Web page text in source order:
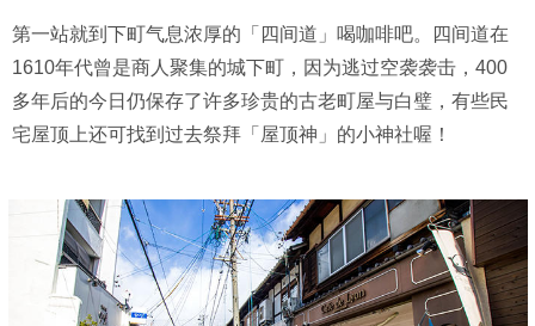
第一站就到下町气息浓厚的「四间道」喝咖啡吧。四间道在
1610年代曾是商人聚集的城下町，因为逃过空袭袭击，400
多年后的今日仍保存了许多珍贵的古老町屋与白璧，有些民
宅屋顶上还可找到过去祭拜「屋顶神」的小神社喔！